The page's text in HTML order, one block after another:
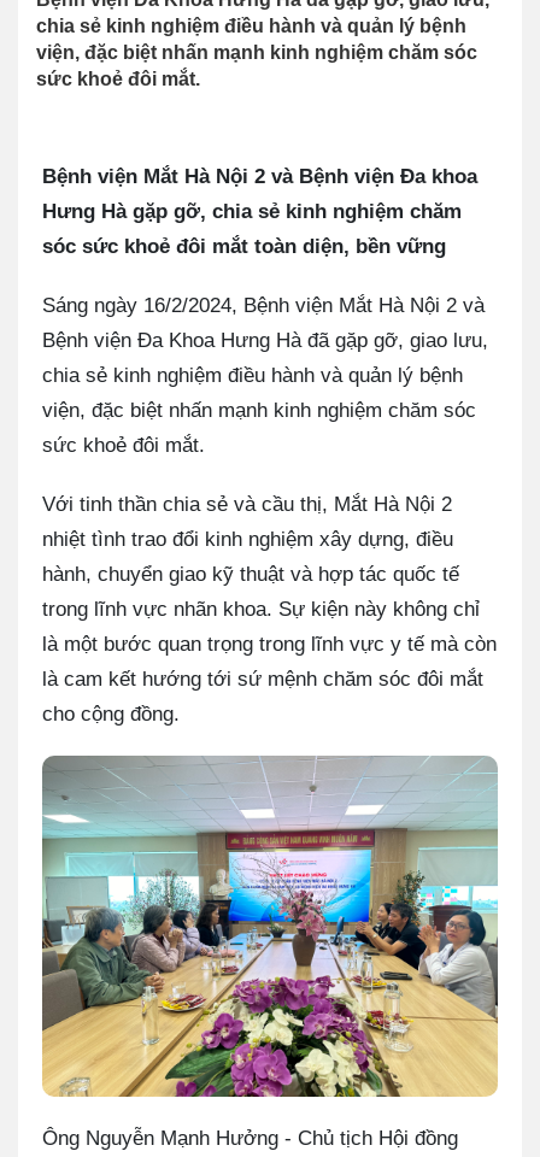
chia sẻ kinh nghiệm điều hành và quản lý bệnh
viện, đặc biệt nhấn mạnh kinh nghiệm chăm sóc
sức khoẻ đôi mắt.
Bệnh viện Mắt Hà Nội 2 và Bệnh viện Đa khoa
Hưng Hà gặp gỡ, chia sẻ kinh nghiệm chăm
sóc sức khoẻ đôi mắt toàn diện, bền vững
Sáng ngày 16/2/2024, Bệnh viện Mắt Hà Nội 2 và
Bệnh viện Đa Khoa Hưng Hà đã gặp gỡ, giao lưu,
chia sẻ kinh nghiệm điều hành và quản lý bệnh
viện, đặc biệt nhấn mạnh kinh nghiệm chăm sóc
sức khoẻ đôi mắt.
Với tinh thần chia sẻ và cầu thị, Mắt Hà Nội 2
nhiệt tình trao đổi kinh nghiệm xây dựng, điều
hành, chuyển giao kỹ thuật và hợp tác quốc tế
trong lĩnh vực nhãn khoa. Sự kiện này không chỉ
là một bước quan trọng trong lĩnh vực y tế mà còn
là cam kết hướng tới sứ mệnh chăm sóc đôi mắt
cho cộng đồng.
Ông Nguyễn Mạnh Hưởng - Chủ tịch Hội đồng